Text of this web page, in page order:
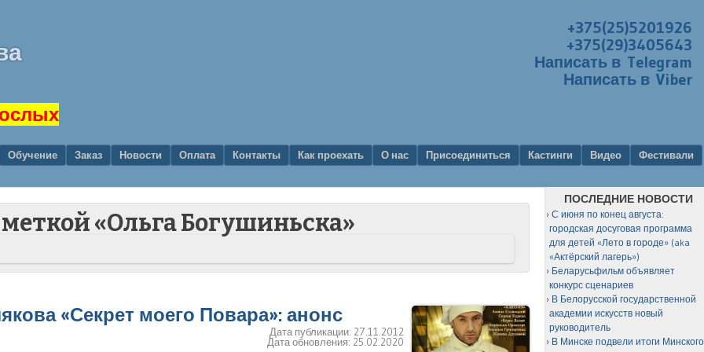
+375(25)5201926
+375(29)3405643
Написать в Telegram
Написать в Viber
Обучение Заказ Новости Оплата Контакты Как проехать О нас Присоединиться Кастинги Видео
Фестивали
меткой «Ольга Богушиньска»
«Секрет моего Повара»: анонс
Дата публикации: 27.11.2012
Дата обновления: 25.02.2020
ПОСЛЕДНИЕ НОВОСТИ
С июня по конец августа:
городская досуговая программа
для детей «Лето в городе» (aka
«Актёрский лагерь»)
Беларусьфильм объявляет
конкурс сценариев
В Белорусской государственной
академии искусств новый
руководитель
В Минске подвели итоги Минского